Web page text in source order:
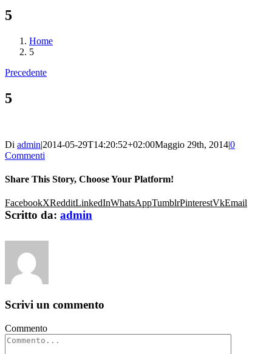
5
Home
5
Precedente
5
Di admin|2014-05-29T14:20:52+02:00Maggio 29th, 2014|0
Commenti
Share This Story, Choose Your Platform!
FacebookXRedditLinkedInWhatsAppTumblrPinterestVkEmail
Scritto da: admin
Scrivi un commento
Commento